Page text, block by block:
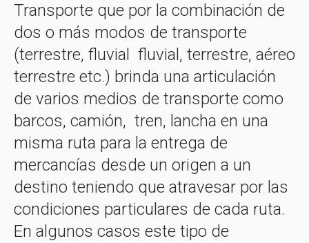
Transporte que por la combinación de
dos o más modos de transporte
(terrestre, fluvial fluvial, terrestre, aéreo
terrestre etc.) brinda una articulación
de varios medios de transporte como
barcos, camión, tren, lancha en una
misma ruta para la entrega de
mercancías desde un origen a un
destino teniendo que atravesar por las
condiciones particulares de cada ruta.
En algunos casos este tipo de